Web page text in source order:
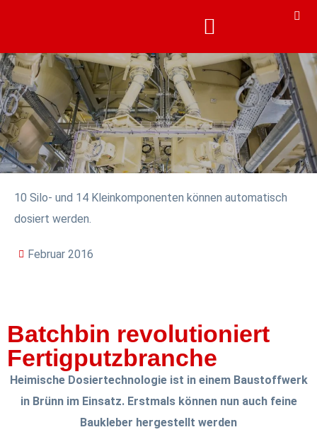
10 Silo- und 14 Kleinkomponenten können automatisch
dosiert werden.
Februar 2016
Batchbin revolutioniert
Fertigputzbranche
Heimische Dosiertechnologie ist in einem Baustoffwerk
in Brünn im Einsatz. Erstmals können nun auch feine
Baukleber hergestellt werden